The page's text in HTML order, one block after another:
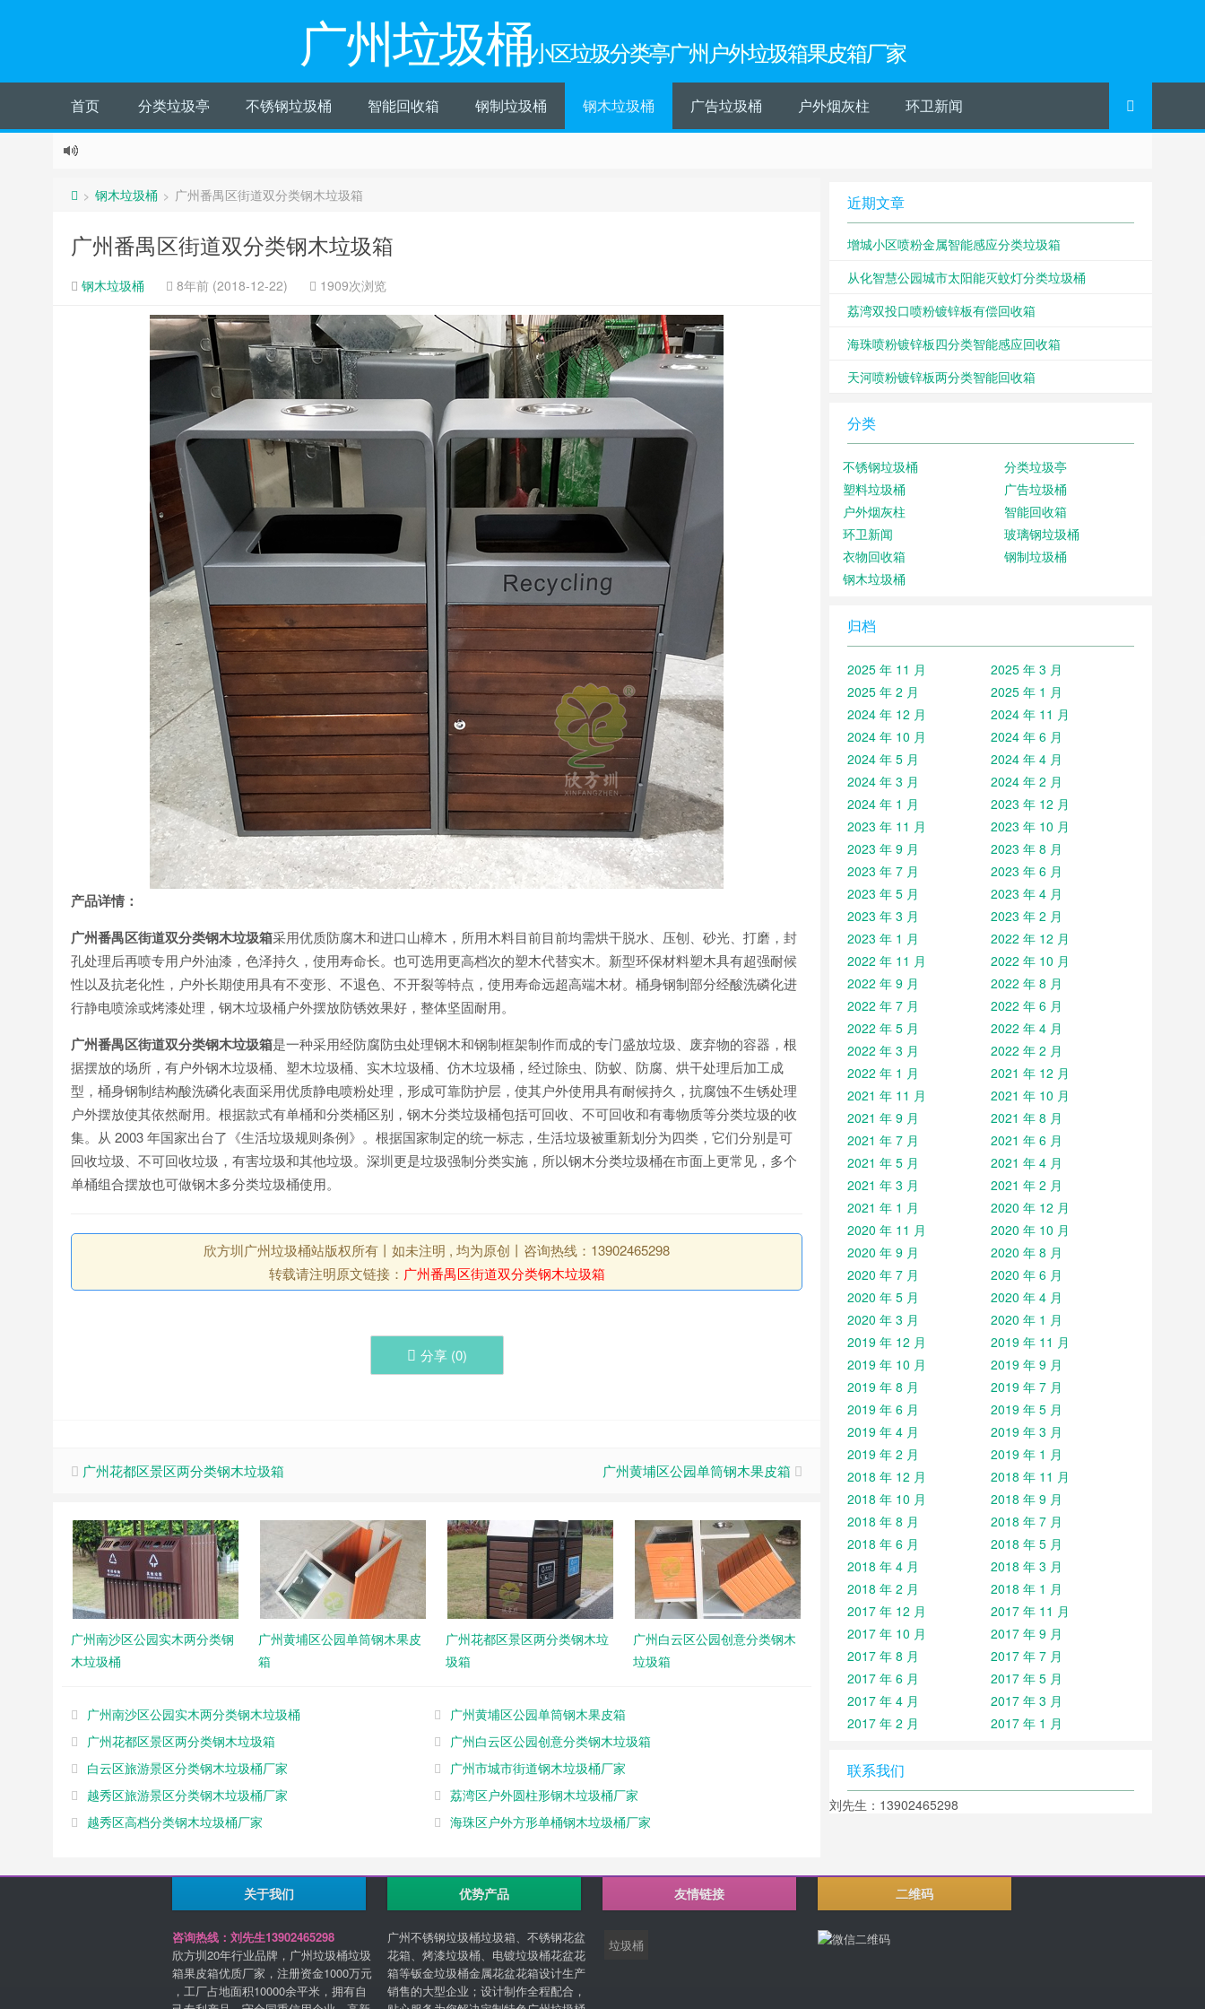
广州垃圾桶小区垃圾分类亭广州户外垃圾箱果皮箱厂家
首页 分类垃圾亭 不锈钢垃圾桶 智能回收箱 钢制垃圾桶 钢木垃圾桶 广告垃圾桶 户外烟灰柱 环卫新闻
> 钢木垃圾桶 > 广州番禺区街道双分类钢木垃圾箱
广州番禺区街道双分类钢木垃圾箱
钢木垃圾桶 8年前 (2018-12-22) 1909次浏览
产品详情：
广州番禺区街道双分类钢木垃圾箱采用优质防腐木和进口山樟木，所用木料目前目前均需烘干脱水、压刨、砂光、打磨，封
孔处理后再喷专用户外油漆，色泽持久，使用寿命长。也可选用更高档次的塑木代替实木。新型环保材料塑木具有超强耐候
性以及抗老化性，户外长期使用具有不变形、不退色、不开裂等特点，使用寿命远超高端木材。桶身钢制部分经酸洗磷化进
行静电喷涂或烤漆处理，钢木垃圾桶户外摆放防锈效果好，整体坚固耐用。
广州番禺区街道双分类钢木垃圾箱是一种采用经防腐防虫处理钢木和钢制框架制作而成的专门盛放垃圾、废弃物的容器，根
据摆放的场所，有户外钢木垃圾桶、塑木垃圾桶、实木垃圾桶、仿木垃圾桶，经过除虫、防蚁、防腐、烘干处理后加工成
型，桶身钢制结构酸洗磷化表面采用优质静电喷粉处理，形成可靠防护层，使其户外使用具有耐候持久，抗腐蚀不生锈处理
户外摆放使其依然耐用。根据款式有单桶和分类桶区别，钢木分类垃圾桶包括可回收、不可回收和有毒物质等分类垃圾的收
集。从 2003 年国家出台了《生活垃圾规则条例》。根据国家制定的统一标志，生活垃圾被重新划分为四类，它们分别是可
回收垃圾、不可回收垃圾，有害垃圾和其他垃圾。深圳更是垃圾强制分类实施，所以钢木分类垃圾桶在市面上更常见，多个
单桶组合摆放也可做钢木多分类垃圾桶使用。
欣方圳广州垃圾桶站版权所有丨如未注明 , 均为原创丨咨询热线：13902465298
转载请注明原文链接： 广州番禺区街道双分类钢木垃圾箱
分享 (0)
广州花都区景区两分类钢木垃圾箱 广州黄埔区公园单筒钢木果皮箱
广州南沙区公园实木两分类钢
木垃圾桶
广州黄埔区公园单筒钢木果皮
箱
广州花都区景区两分类钢木垃
圾箱
广州白云区公园创意分类钢木
垃圾箱
广州南沙区公园实木两分类钢木垃圾桶
广州黄埔区公园单筒钢木果皮箱
广州花都区景区两分类钢木垃圾箱
广州白云区公园创意分类钢木垃圾箱
白云区旅游景区分类钢木垃圾桶厂家
广州市城市街道钢木垃圾桶厂家
越秀区旅游景区分类钢木垃圾桶厂家
荔湾区户外圆柱形钢木垃圾桶厂家
越秀区高档分类钢木垃圾桶厂家
海珠区户外方形单桶钢木垃圾桶厂家
近期文章
增城小区喷粉金属智能感应分类垃圾箱
从化智慧公园城市太阳能灭蚊灯分类垃圾桶
荔湾双投口喷粉镀锌板有偿回收箱
海珠喷粉镀锌板四分类智能感应回收箱
天河喷粉镀锌板两分类智能回收箱
分类
不锈钢垃圾桶
分类垃圾亭
塑料垃圾桶
广告垃圾桶
户外烟灰柱
智能回收箱
环卫新闻
玻璃钢垃圾桶
衣物回收箱
钢制垃圾桶
钢木垃圾桶
归档
2025 年 11 月
2025 年 3 月
2025 年 2 月
2025 年 1 月
2024 年 12 月
2024 年 11 月
2024 年 10 月
2024 年 6 月
2024 年 5 月
2024 年 4 月
2024 年 3 月
2024 年 2 月
2024 年 1 月
2023 年 12 月
2023 年 11 月
2023 年 10 月
2023 年 9 月
2023 年 8 月
2023 年 7 月
2023 年 6 月
2023 年 5 月
2023 年 4 月
2023 年 3 月
2023 年 2 月
2023 年 1 月
2022 年 12 月
2022 年 11 月
2022 年 10 月
2022 年 9 月
2022 年 8 月
2022 年 7 月
2022 年 6 月
2022 年 5 月
2022 年 4 月
2022 年 3 月
2022 年 2 月
2022 年 1 月
2021 年 12 月
2021 年 11 月
2021 年 10 月
2021 年 9 月
2021 年 8 月
2021 年 7 月
2021 年 6 月
2021 年 5 月
2021 年 4 月
2021 年 3 月
2021 年 2 月
2021 年 1 月
2020 年 12 月
2020 年 11 月
2020 年 10 月
2020 年 9 月
2020 年 8 月
2020 年 7 月
2020 年 6 月
2020 年 5 月
2020 年 4 月
2020 年 3 月
2020 年 1 月
2019 年 12 月
2019 年 11 月
2019 年 10 月
2019 年 9 月
2019 年 8 月
2019 年 7 月
2019 年 6 月
2019 年 5 月
2019 年 4 月
2019 年 3 月
2019 年 2 月
2019 年 1 月
2018 年 12 月
2018 年 11 月
2018 年 10 月
2018 年 9 月
2018 年 8 月
2018 年 7 月
2018 年 6 月
2018 年 5 月
2018 年 4 月
2018 年 3 月
2018 年 2 月
2018 年 1 月
2017 年 12 月
2017 年 11 月
2017 年 10 月
2017 年 9 月
2017 年 8 月
2017 年 7 月
2017 年 6 月
2017 年 5 月
2017 年 4 月
2017 年 3 月
2017 年 2 月
2017 年 1 月
联系我们
刘先生：13902465298
关于我们
咨询热线：刘先生13902465298
欣方圳20年行业品牌，广州垃圾桶垃圾
箱果皮箱优质厂家，注册资金1000万元
，工厂占地面积10000余平米，拥有自
优势产品
广州不锈钢垃圾桶垃圾箱、不锈钢花盆
花箱、烤漆垃圾桶、电镀垃圾桶花盆花
箱等钣金垃圾桶金属花盆花箱设计生产
销售的大型企业；设计制作全程配合，
友情链接
垃圾桶
二维码